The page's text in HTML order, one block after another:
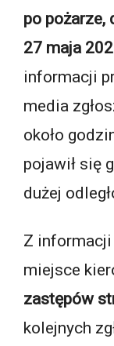
po pożarze,
27 maja
informacji
media
około
pojawił się
dużej
Z informacji
miejsce
zastępów
kolejnych